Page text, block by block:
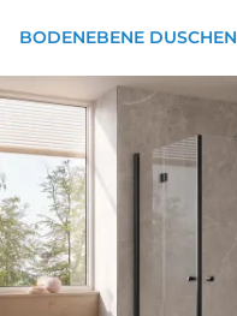
BODENEBENE DUSCHEN